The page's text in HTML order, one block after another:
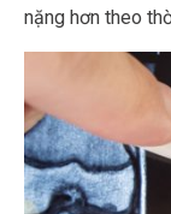
nặng hơn theo